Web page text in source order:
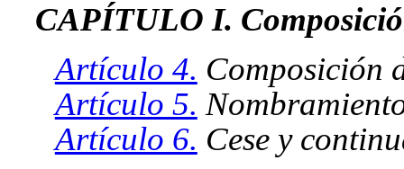
CAPÍTULO I.
Artículo 4. Composición
Artículo 5.
Artículo 6. Cese y